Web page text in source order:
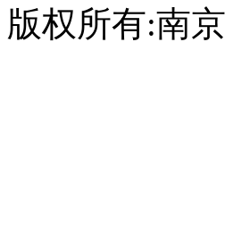
版权所有:南